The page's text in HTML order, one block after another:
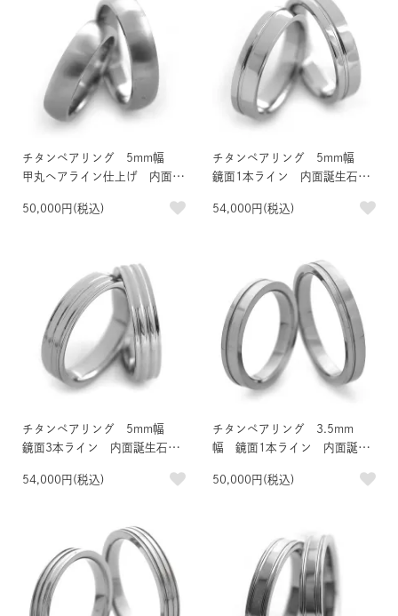
チタンペアリング 5mm幅
甲丸ヘアライン仕上げ 内面誕
50,000円(税込)
チタンペアリング 5mm幅
鏡面1本ライン 内面誕生石＆
54,000円(税込)
チタンペアリング 5mm幅
鏡面3本ライン 内面誕生石＆
54,000円(税込)
チタンペアリング 3.5mm
幅 鏡面1本ライン 内面誕生
50,000円(税込)